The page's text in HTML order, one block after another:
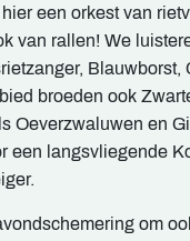
een orkest van
van rallen! We
Blauwborst,
broeden ook
Oeverzwaluwen en
een langsvliegende
om